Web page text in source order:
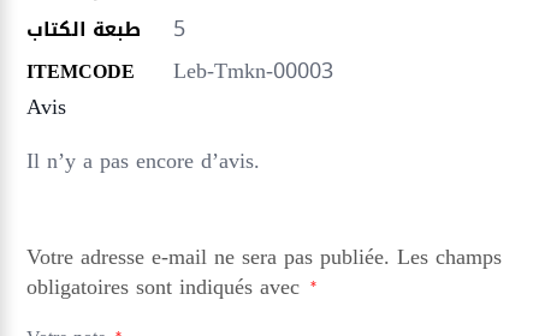
طبعة الكتاب 5
ITEMCODE
Leb-Tmkn-00003
Avis
Il n’y a pas encore d’avis.
Votre adresse e-mail ne sera pas publiée. Les champs
obligatoires sont indiqués avec *